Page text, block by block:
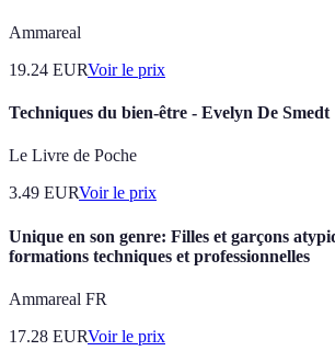
Ammareal
19.24 EURVoir le prix
Techniques du bien-être - Evelyn De Smedt
Le Livre de Poche
3.49 EURVoir le prix
Unique en son genre: Filles et garçons
formations techniques et professionnelles
Ammareal FR
17.28 EURVoir le prix